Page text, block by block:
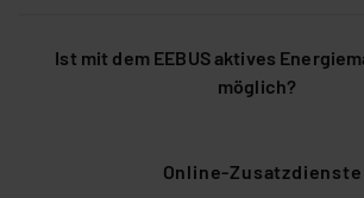
Ist mit dem EEBUS aktives
möglich?
Online-